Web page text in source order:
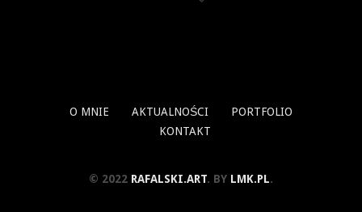
O MNIE AKTUALNOŚCI
PORTFOLIO
KONTAKT
© 2022 RAFALSKI.ART. BY LMK.PL.